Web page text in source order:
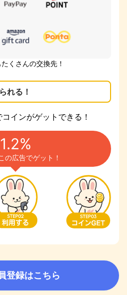
くさんの交換先！
れる！
コインがゲットできる！
1.2%
の広告でゲット！
登録はこちら